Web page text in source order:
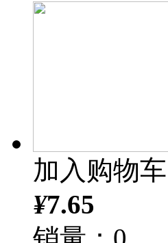
加入购物车
¥7.65